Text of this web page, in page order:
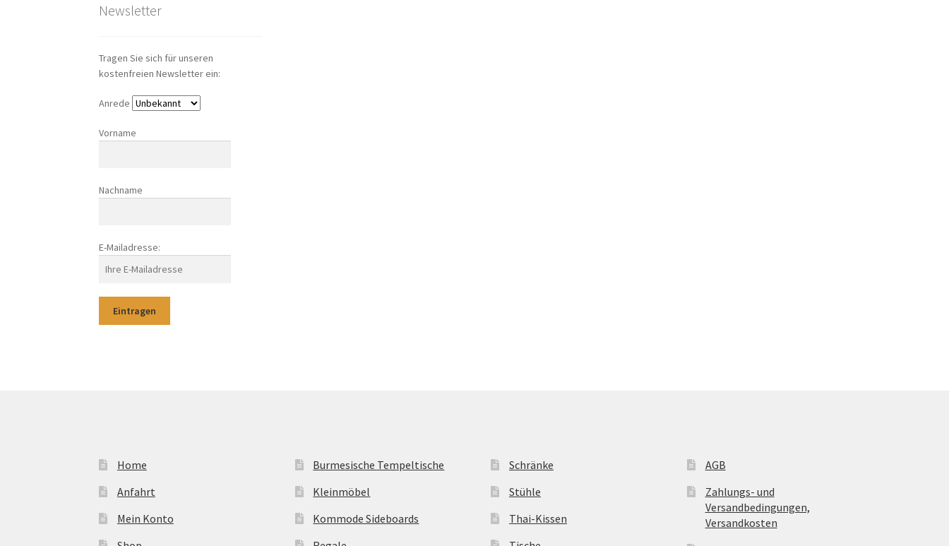
Newsletter
Tragen Sie sich für unseren
kostenfreien Newsletter ein:
Anrede
Vorname
Nachname
E-Mailadresse:
Home
Anfahrt
Mein Konto
Burmesische Tempeltische
Kleinmöbel
Kommode Sideboards
Schränke
Stühle
Thai-Kissen
AGB
Zahlungs- und
Versandbedingungen,
Versandkosten